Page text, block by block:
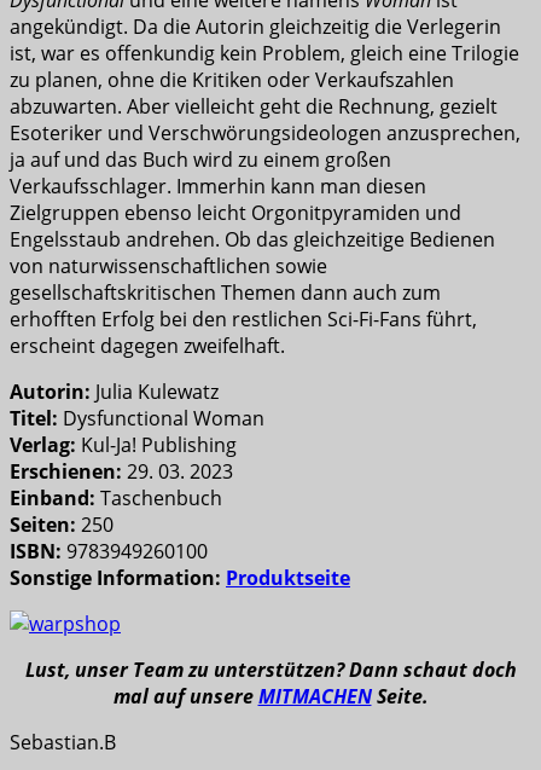
angekündigt. Da die Autorin gleichzeitig die Verlegerin
ist, war es offenkundig kein Problem, gleich eine Trilogie
zu planen, ohne die Kritiken oder Verkaufszahlen
abzuwarten. Aber vielleicht geht die Rechnung, gezielt
Esoteriker und Verschwörungsideologen anzusprechen,
ja auf und das Buch wird zu einem großen
Verkaufsschlager. Immerhin kann man diesen
Zielgruppen ebenso leicht Orgonitpyramiden und
Engelsstaub andrehen. Ob das gleichzeitige Bedienen
von naturwissenschaftlichen sowie
gesellschaftskritischen Themen dann auch zum
erhofften Erfolg bei den restlichen Sci-Fi-Fans führt,
erscheint dagegen zweifelhaft.
Autorin: Julia Kulewatz
Titel: Dysfunctional Woman
Verlag: Kul-Ja! Publishing
Erschienen: 29. 03. 2023
Einband: Taschenbuch
Seiten: 250
ISBN: 9783949260100
Sonstige Information: Produktseite
Lust, unser Team zu unterstützen? Dann schaut doch
mal auf unsereMITMACHENSeite.
Sebastian.B